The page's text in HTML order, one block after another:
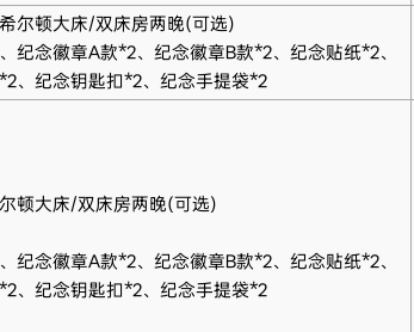
尔顿大床/双床房两晚(可选)
纪念徽章A款*2、纪念徽章B款*2、纪念贴纸*2、
、纪念钥匙扣*2、纪念手提袋*2
顿大床/双床房两晚(可选)
纪念徽章A款*2、纪念徽章B款*2、纪念贴纸*2、
、纪念钥匙扣*2、纪念手提袋*2